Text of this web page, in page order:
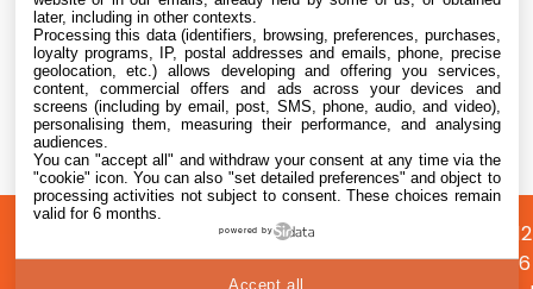
L’App Store est en panne pour plusieurs
utilisateurs, selon Apple
7 Aug. 2026 • 19:34
propos
Préférences
cookies
Confidentialité
©
2026
later, including in other contexts.
Processing this data (identifiers, browsing, preferences, purchases,
loyalty programs, IP, postal addresses and emails, phone, precise
geolocation, etc.) allows developing and offering you services,
content, commercial offers and ads across your devices and
screens (including by email, post, SMS, phone, audio, and video),
personalising them, measuring their performance, and analysing
audiences.
You can "accept all" and withdraw your consent at any time via the
"cookie" icon. You can also "set detailed preferences" and object to
processing activities not subject to consent. These choices remain
valid for 6 months.
powered by
Accept all